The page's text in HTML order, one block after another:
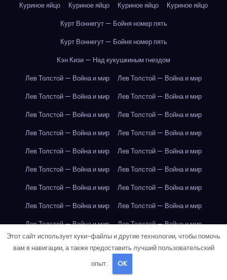
Куриное яйцо
Куриное яйцо Куриное яйцо
Куриное яйцо
Курт Воннегут — Бойня номер пять
Курт Воннегут — Бойня номер пять
Кэн Кизи — Над кукушкиным гнездом
Лев Толстой — Война и мир
Лев Толстой — Война и мир
Лев Толстой — Война и мир
Лев Толстой — Война и мир
Лев Толстой — Война и мир
Лев Толстой — Война и мир
Лев Толстой — Война и мир
Лев Толстой — Война и мир
Лев Толстой — Война и мир
Лев Толстой — Война и мир
Лев Толстой — Война и мир
Лев Толстой — Война и мир
Лев Толстой — Война и мир
Лев Толстой — Война и мир
Лев Толстой — Война и мир
Лев Толстой — Война и мир
Лев Толстой — Война и мир
Лев Толстой — Война и мир
Лондон Лондон Лондон
Лондон Лондон
Этот сайт использует куки-файлы и другие технологии, чтобы помочь
вам в навигации, а также предоставить лучший пользовательский
опыт.
OK